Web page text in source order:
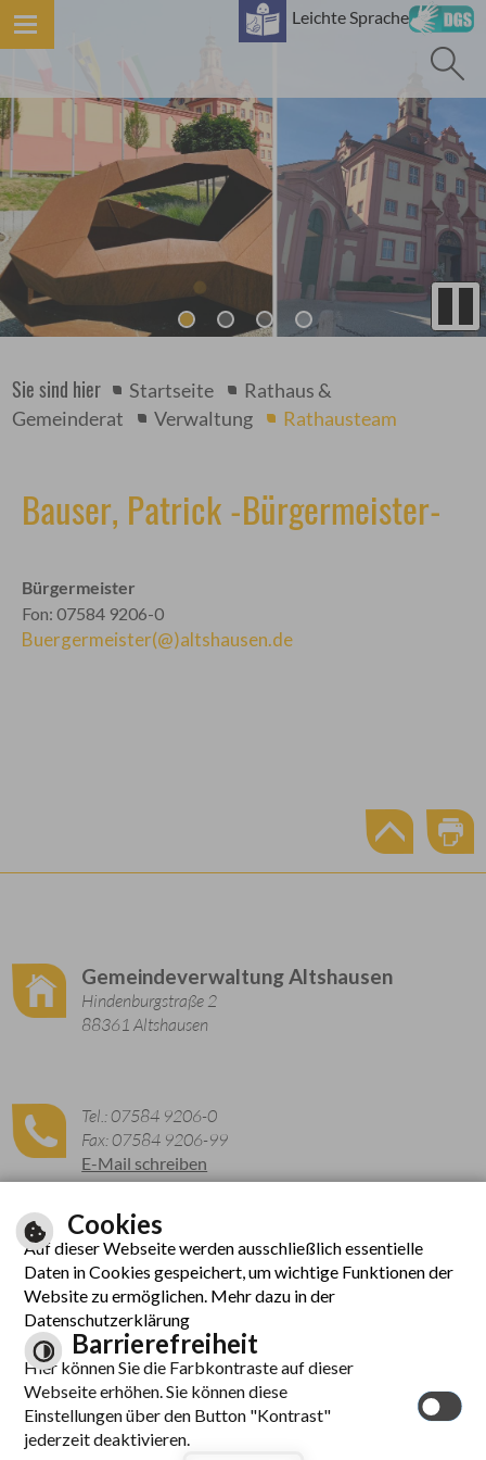
Leichte Sprache
Sie sind hier Startseite
Rathaus &
Gemeinderat
Verwaltung Rathausteam
Bauser, Patrick -Bürgermeister-
Bürgermeister
Fon: 07584 9206-0
Buergermeister(@)altshausen.de
Gemeindeverwaltung Altshausen
Hindenburgstraße 2
88361 Altshausen
Tel.: 07584 9206-0
Fax: 07584 9206-99
E-Mail schreiben
Zu den aktuellen Öffnungszeiten
© cm city media GmbH
Inhalt|Hilfe|Impressum
Cookies
Auf dieser Webseite werden ausschließlich essentielle
Daten in Cookies gespeichert, um wichtige Funktionen der
Website zu ermöglichen. Mehr dazu in der
Datenschutzerklärung
Barrierefreiheit
Hier können Sie die Farbkontraste auf dieser
Webseite erhöhen. Sie können diese
Einstellungen über den Button "Kontrast"
jederzeit deaktivieren.